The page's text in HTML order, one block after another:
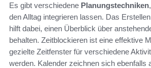
Es gibt verschiedene Planungstechniken
den Alltag integrieren lassen. Das
hilft dabei, einen Überblick über
behalten. Zeitblockieren ist eine effektive
gezielte Zeitfenster für verschiedene
werden. Kalender zeichnen sich ebenfalls